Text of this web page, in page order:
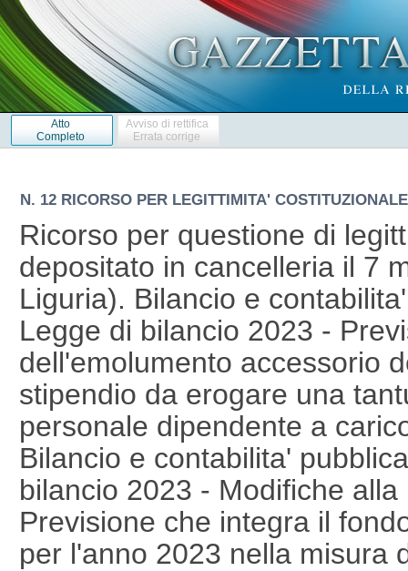
Atto
Completo
Avviso di rettifica
Errata corrige
N. 12 RICORSO PER LEGITTIMITA'
Ricorso per questione di
depositato in cancelleria il 7
Liguria). Bilancio e
Legge di bilancio 2023 -
dell'emolumento accessorio
stipendio da erogare una
personale dipendente a
Bilancio e contabilita'
bilancio 2023 - Modifiche
Previsione che integra il
per l'anno 2023 nella misura